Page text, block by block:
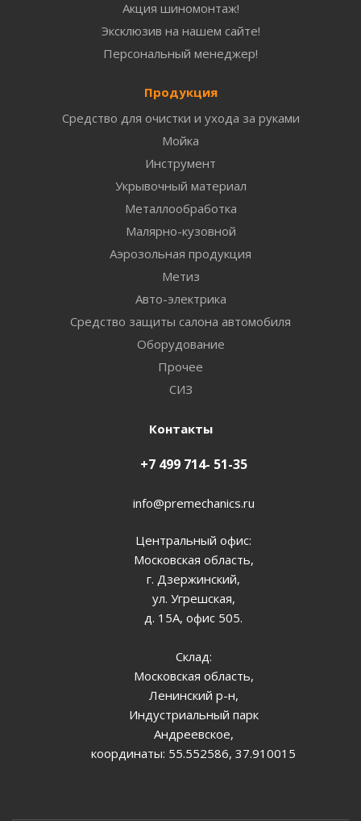
Акция шиномонтаж!
Эксклюзив на нашем сайте!
Персональный менеджер!
Продукция
Средство для очистки и ухода за руками
Мойка
Инструмент
Укрывочный материал
Металлообработка
Малярно-кузовной
Аэрозольная продукция
Метиз
Авто-электрика
Средство защиты салона автомобиля
Оборудование
Прочее
СИЗ
Контакты
+7 499 714- 51-35
info@premechanics.ru
Центральный офис:
Московская область,
г. Дзержинский,
ул. Угрешская,
д. 15А, офис 505.
Склад:
Московская область,
Ленинский р-н,
Индустриальный парк
Андреевское,
координаты: 55.552586, 37.910015